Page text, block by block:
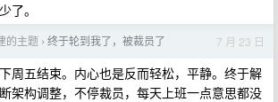
了。
的主题 › 终于轮到我了，被裁员了 7 月 23 日
周五结束。内心也是反而轻松，平静。终于解
架构调整，不停裁员，每天上班一点意思都没